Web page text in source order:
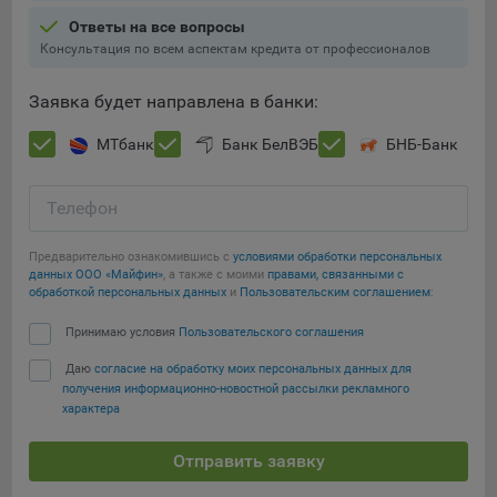
При этом, некоторые браузеры позволяют посещать
интернет-сайты в режиме «Инкогнито», чтобы ограничить
автоматически удалять сессионные файлы cookie. Кроме
того, субъект персональных данных может удалить ранее
сохраненные файлов cookie выбрав соответствующую
Подробнее о параметрах управления можно ознакомиться,
соответствующие страницы сайтов основных браузеров:
Firefox
Chrome
Safari
Opera
Microsoft Edge
Сохранить по умолчанию
Ответы на все вопросы
Консультация по всем аспектам кредита от профессионалов
Заявка будет направлена в банки:
МТбанк Банк БелВЭБ БНБ-Банк
Телефон
Предварительно ознакомившись с условиями обработки персональных
данных ООО «Майфин», а также с моими правами, связанными с
обработкой персональных данных и Пользовательским соглашением:
Принимаю условия Пользовательского соглашения
Даю согласие на обработку моих персональных данных для
получения информационно-новостной рассылки рекламного
характера
Отправить заявку